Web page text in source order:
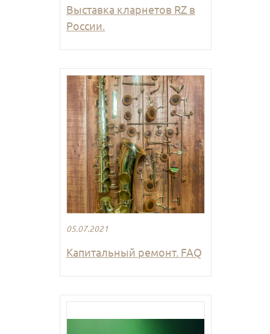
Выставка кларнетов RZ в
России.
05.07.2021
Капитальный ремонт. FAQ